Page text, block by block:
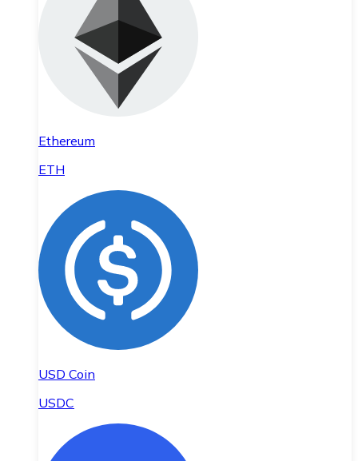
Ethereum
ETH
USD Coin
USDC